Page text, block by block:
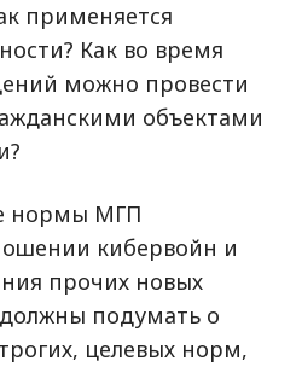
применяется
Как во время
можно провести
объектами
нормы МГП
кибервойн и
прочих новых
подумать о
целевых норм,